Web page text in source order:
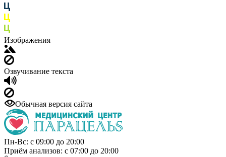
Изображения
Озвучивание текста
Обычная версия сайта
Пн-Вс: с 09:00 до 20:00
Приём анализов: с 07:00 до 20:00